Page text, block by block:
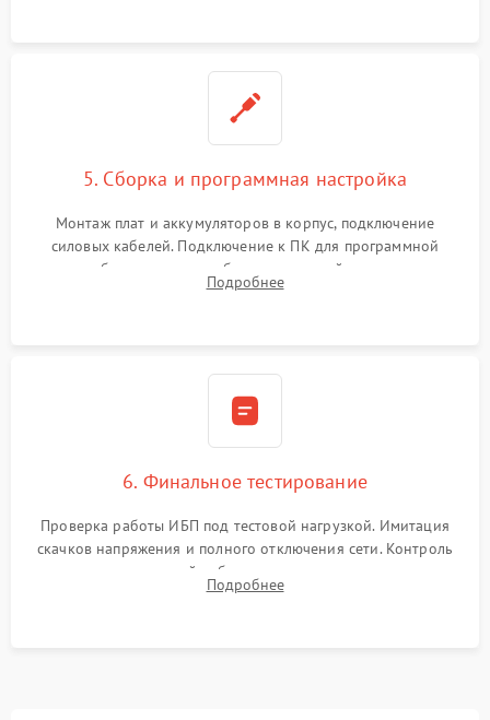
5. Сборка и программная настройка
Монтаж плат и аккумуляторов в корпус, подключение
силовых кабелей. Подключение к ПК для программной
калибровки констант батареи, настройки порогов
срабатывания AVR и сброса счетчиков старения АКБ.
Подробнее
6. Финальное тестирование
Проверка работы ИБП под тестовой нагрузкой. Имитация
скачков напряжения и полного отключения сети. Контроль
времени автономной работы, температурного режима и
корректности формы выходного сигнала.
Подробнее